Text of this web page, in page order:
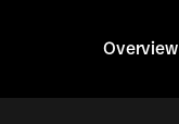
Overview